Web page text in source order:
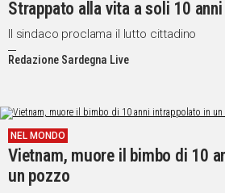
Strappato alla vita a soli 10 anni
Il sindaco proclama il lutto cittadino
Redazione Sardegna Live
NEL MONDO
Vietnam, muore il bimbo di 10
un pozzo